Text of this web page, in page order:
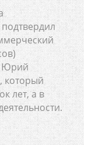
Юрий
который
лет, а в